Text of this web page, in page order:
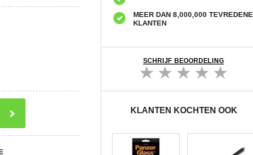
MEER DAN 8,000,000 TEVREDENE
KLANTEN
SCHRIJF BEOORDELING
KLANTEN KOCHTEN OOK